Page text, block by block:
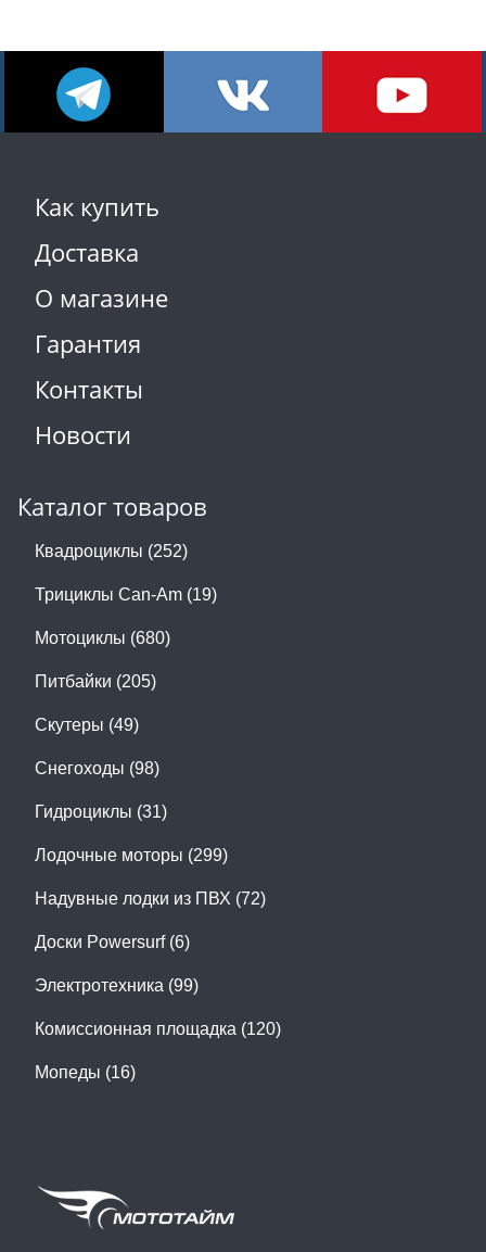
Как купить
Доставка
О магазине
Гарантия
Контакты
Новости
Каталог товаров
Квадроциклы (252)
Трициклы Can-Am (19)
Мотоциклы (680)
Питбайки (205)
Скутеры (49)
Снегоходы (98)
Гидроциклы (31)
Лодочные моторы (299)
Надувные лодки из ПВХ (72)
Доски Powersurf (6)
Электротехника (99)
Комиссионная площадка (120)
Мопеды (16)